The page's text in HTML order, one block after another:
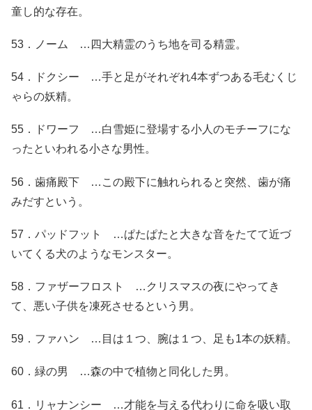
童し的な存在。
53．ノーム …四大精霊のうち地を司る精霊。
54．ドクシー …手と足がそれぞれ4本ずつある毛むくじ
ゃらの妖精。
55．ドワーフ …白雪姫に登場する小人のモチーフにな
ったといわれる小さな男性。
56．歯痛殿下 …この殿下に触れられると突然、歯が痛
みだすという。
57．パッドフット …ぱたぱたと大きな音をたてて近づ
いてくる犬のようなモンスター。
58．ファザーフロスト …クリスマスの夜にやってき
て、悪い子供を凍死させるという男。
59．ファハン …目は１つ、腕は１つ、足も1本の妖精。
60．緑の男 …森の中で植物と同化した男。
61．リャナンシー …才能を与える代わりに命を吸い取